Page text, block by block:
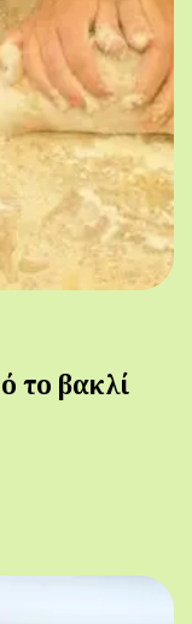
το βακλί